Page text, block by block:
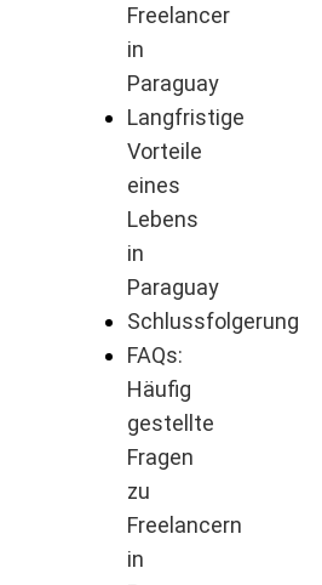
Freelancer
in
Paraguay
Langfristige
Vorteile
eines
Lebens
in
Paraguay
Schlussfolgerung
FAQs:
Häufig
gestellte
Fragen
zu
Freelancern
in